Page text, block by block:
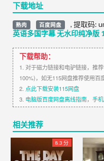
下载地址
熟肉 百度网盘
英语多国字幕 无水印纯净版
, 提取码:
下载帮助：
1. 对于磁力链接和电驴链接，推
100%)，如无115网盘推荐使用百
2. 点此下载安装115网盘
3. 电脑版百度网盘离线指南， 手
相关推荐
8.3 分